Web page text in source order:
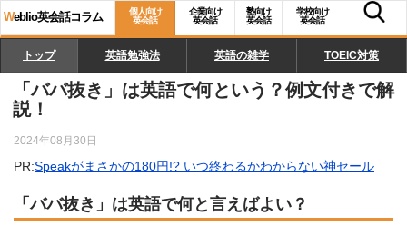
Weblio英会話コラム
個人向け
英会話
企業向け
英会話
塾向け
英会話
学校向け
英会話
トップ 英語勉強法 英語の雑学 TOEIC対策
「ババ抜き」は英語で何という？例文付きで解
説！
2024年08月30日
PR:Speakがまさかの180円!? いつ終わるかわからない神セール
「ババ抜き」は英語で何と言えばよい？